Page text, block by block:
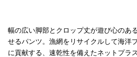
幅の広い脚部とクロップ丈が遊び心のあ
せるパンツ。漁網をリサイクルして海洋
に貢献する、速乾性を備えたネットプラ